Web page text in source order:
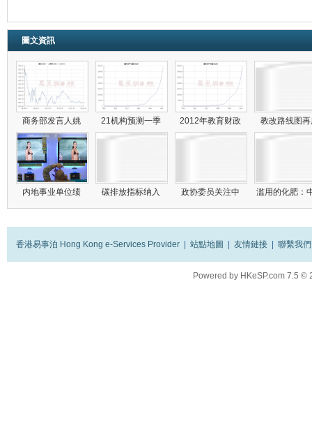
圖文資訊
商务部发言人姚 21机构预测一季 2012年教育财政 教改路线图
内地事业单位绩 碳排放指标纳入 政协委员关注中 滥用的化肥：
香港易事泊 Hong Kong e-Services Provider 站點地圖 友情鏈接 聯繫我們
Powered by HKeSP.com 7.5 ©